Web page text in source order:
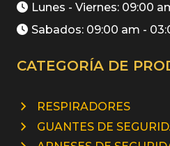
Lunes - Viernes: 09:00
Sabados: 09:00 am -
CATEGORÍA DE
RESPIRADORES
GUANTES DE